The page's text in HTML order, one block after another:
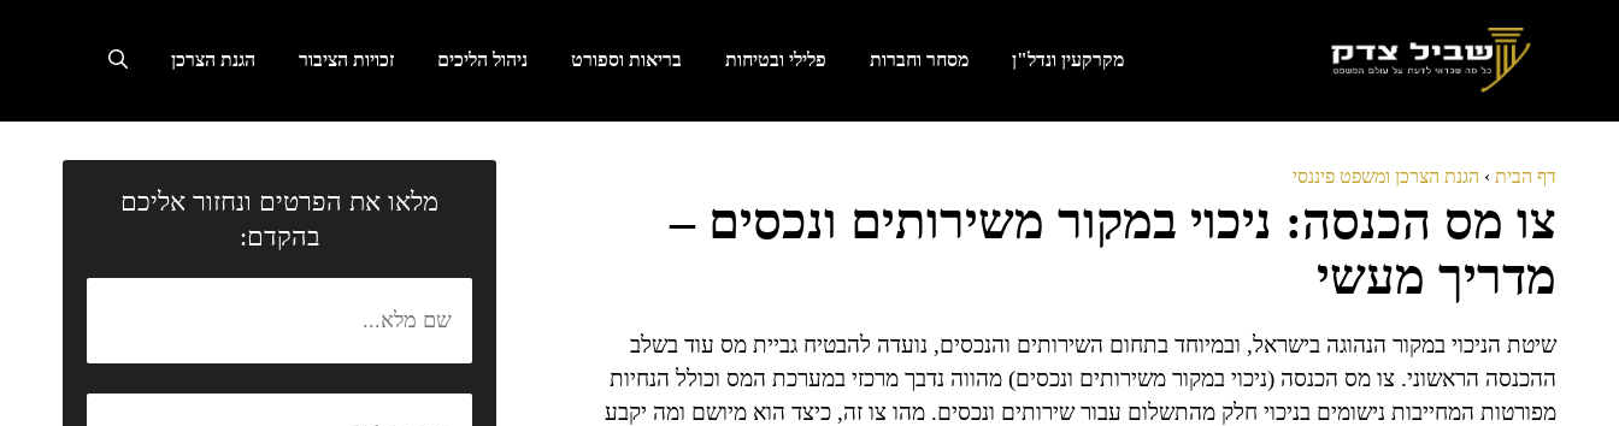
מקרקעין ונדל"ן מסחר וחברות פלילי ובטיחות בריאות וספורט ניהול הליכים זכויות הציבור הגנת הצרכן
דף הבית › הגנת הצרכן ומשפט פיננסי
צו מס הכנסה: ניכוי במקור משירותים ונכסים –
מדריך מעשי
שיטת הניכוי במקור הנהוגה בישראל, ובמיוחד בתחום השירותים והנכסים, נועדה להבטיח גביית מס עוד בשלב
ההכנסה הראשוני. צו מס הכנסה (ניכוי במקור משירותים ונכסים) מהווה נדבך מרכזי במערכת המס וכולל הנחיות
מפורטות המחייבות נישומים בניכוי חלק מהתשלום עבור שירותים ונכסים. מהו צו זה, כיצד הוא מיושם ומה יקבע
מלאו את הפרטים ונחזור אליכם
בהקדם: